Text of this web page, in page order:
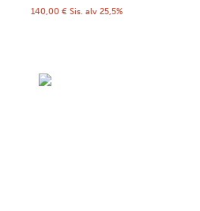
140,00 € Sis. alv 25,5%